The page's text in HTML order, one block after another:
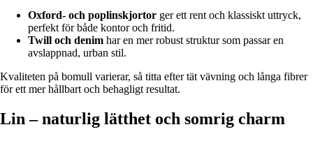
Oxford- och poplinskjortor ger ett rent och klassiskt uttryck,
perfekt för både kontor och fritid.
Twill och denim har en mer robust struktur som passar en
avslappnad, urban stil.
Kvaliteten på bomull varierar, så titta efter tät vävning och långa fibrer
för ett mer hållbart och behagligt resultat.
Lin – naturlig lätthet och somrig charm